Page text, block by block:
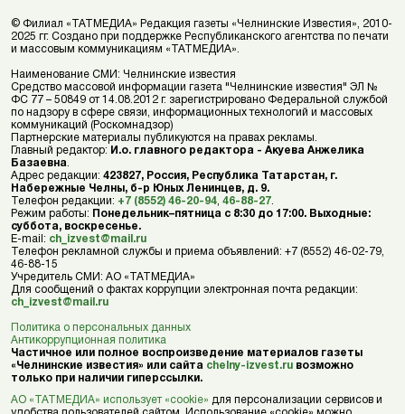
© Филиал «ТАТМЕДИА» Редакция газеты «Челнинские Известия», 2010-
2025 гг. Создано при поддержке Республиканского агентства по печати
и массовым коммуникациям «ТАТМЕДИА».
Наименование СМИ: Челнинские известия
Средство массовой информации газета "Челнинские известия" ЭЛ №
ФС 77 – 50849 от 14.08.2012 г. зарегистрировано Федеральной службой
по надзору в сфере связи, информационных технологий и массовых
коммуникаций (Роскомнадзор)
Партнерские материалы публикуются на правах рекламы.
Главный редактор: И.о. главного редактора - Акуева Анжелика
Базаевна
Адрес редакции: 423827, Россия, Республика Татарстан, г.
Набережные Челны, б-р Юных Ленинцев, д. 9.
Телефон редакции: +7 (8552) 46-20-94 46-88-27
Режим работы: Понедельник–пятница с 8:30 до 17:00. Выходные:
суббота, воскресенье.
E-mail: ch_izvest@mail.ru
Телефон рекламной службы и приема объявлений: +7 (8552) 46-02-79,
46-88-15
Учредитель СМИ: АО «ТАТМЕДИА»
Для сообщений о фактах коррупции электронная почта редакции:
ch_izvest@mail.ru
Политика о персональных данных
Антикоррупционная политика
Частичное или полное воспроизведение материалов газеты
«Челнинские известия» или сайта chelny-izvest.ru возможно
только при наличии гиперссылки.
АО «ТАТМЕДИА» использует «cookie» для персонализации сервисов и